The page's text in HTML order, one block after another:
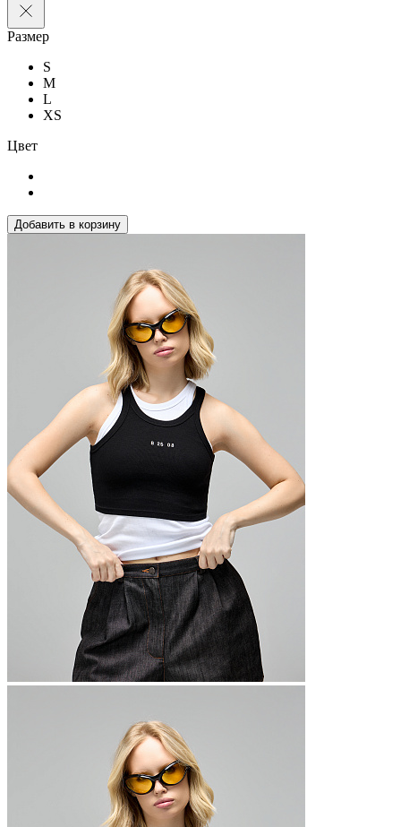
Размер
S
M
L
XS
Цвет
Добавить в корзину